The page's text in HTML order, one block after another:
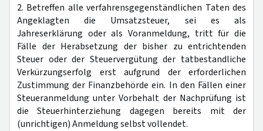
2. Betreffen alle verfahrensgegenständlichen Taten des
Angeklagten die Umsatzsteuer, sei es als
Jahreserklärung oder als Voranmeldung, tritt für die
Fälle der Herabsetzung der bisher zu entrichtenden
Steuer oder der Steuervergütung der tatbestandliche
Verkürzungserfolg erst aufgrund der erforderlichen
Zustimmung der Finanzbehörde ein. In den Fällen einer
Steueranmeldung unter Vorbehalt der Nachprüfung ist
die Steuerhinterziehung dagegen bereits mit der
(unrichtigen) Anmeldung selbst vollendet.